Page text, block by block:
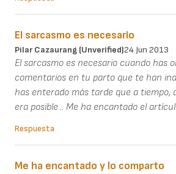
El sarcasmo es necesario
Pilar Cazaurang (unverified)24 Jun 2013
El sarcasmo es necesario cuando has
comentarios en tu parto que te han
has enterado más tarde que a tiempo,
era posible... Me ha encantado el
Respuesta
Me ha encantado y lo comparto